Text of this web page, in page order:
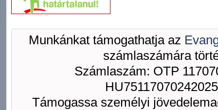
Munkánkat támogathatja az
számlaszámára
Számlaszám: OTP
Támogassa személyi